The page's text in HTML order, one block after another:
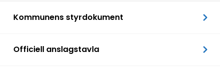
Kommunens styrdokument
Officiell anslagstavla